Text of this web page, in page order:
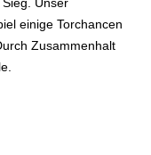
Unser
einige Torchancen
Zusammenhalt